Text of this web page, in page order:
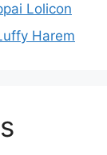
Lolicon
Harem